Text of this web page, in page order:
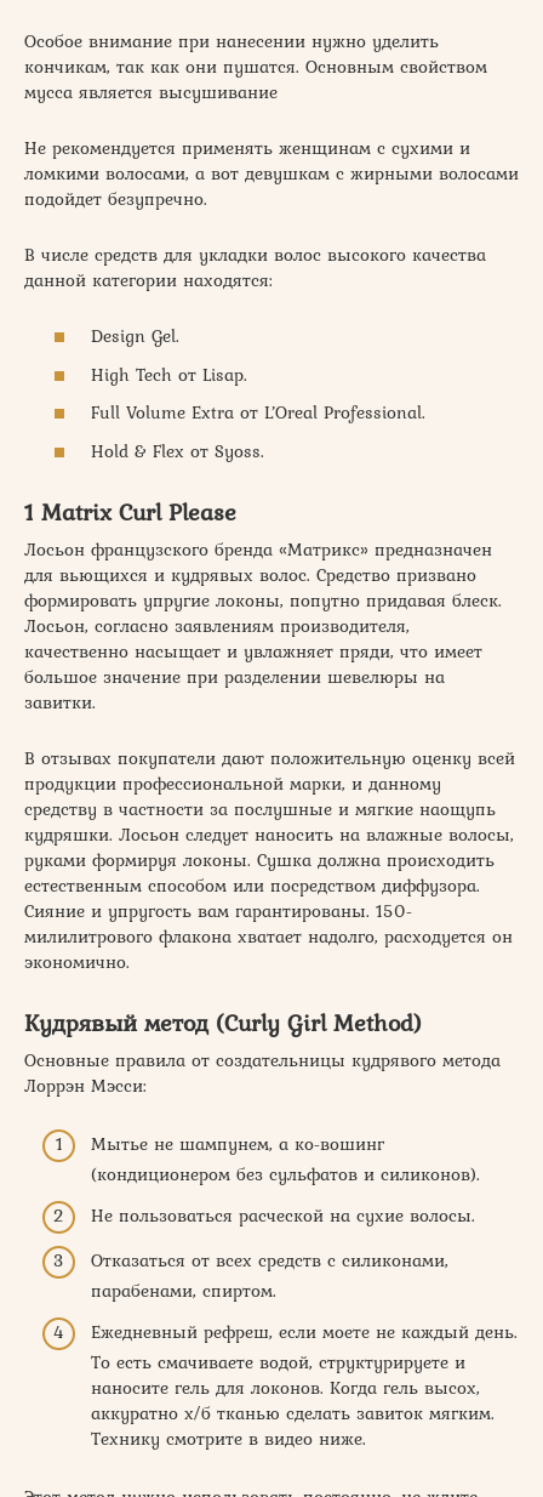
Особое внимание при нанесении нужно уделить
кончикам, так как они пушатся. Основным свойством
мусса является высушивание
Не рекомендуется применять женщинам с сухими и
ломкими волосами, а вот девушкам с жирными волосами
подойдет безупречно.
В числе средств для укладки волос высокого качества
данной категории находятся:
Design Gel.
High Tech от Lisap.
Full Volume Extra от L’Oreal Professional.
Hold & Flex от Syoss.
1 Matrix Curl Please
Лосьон французского бренда «Матрикс» предназначен
для вьющихся и кудрявых волос. Средство призвано
формировать упругие локоны, попутно придавая блеск.
Лосьон, согласно заявлениям производителя,
качественно насыщает и увлажняет пряди, что имеет
большое значение при разделении шевелюры на
завитки.
В отзывах покупатели дают положительную оценку всей
продукции профессиональной марки, и данному
средству в частности за послушные и мягкие наощупь
кудряшки. Лосьон следует наносить на влажные волосы,
руками формируя локоны. Сушка должна происходить
естественным способом или посредством диффузора.
Сияние и упругость вам гарантированы. 150-
милилитрового флакона хватает надолго, расходуется он
экономично.
Кудрявый метод (Curly Girl Method)
Основные правила от создательницы кудрявого метода
Лоррэн Мэсси:
Мытье не шампунем, а ко-вошинг
(кондиционером без сульфатов и силиконов).
Не пользоваться расческой на сухие волосы.
Отказаться от всех средств с силиконами,
парабенами, спиртом.
Ежедневный рефреш, если моете не каждый день.
То есть смачиваете водой, структурируете и
наносите гель для локонов. Когда гель высох,
аккуратно х/б тканью сделать завиток мягким.
Технику смотрите в видео ниже.